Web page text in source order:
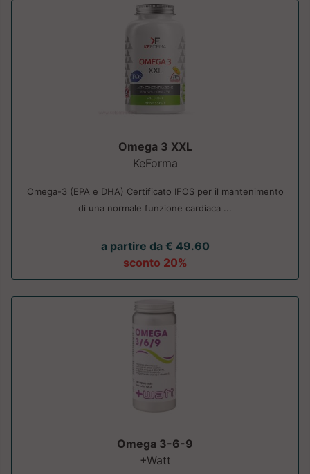
Omega 3 XXL
KeForma
Omega-3 (EPA e DHA) Certificato IFOS per il mantenimento
di una normale funzione cardiaca ...
a partire da € 49.60
sconto 20%
Omega 3-6-9
+Watt